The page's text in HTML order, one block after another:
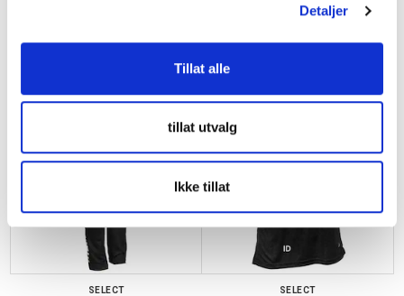
Detaljer
Tillat alle
tillat utvalg
Ikke tillat
kr 399 kr 499
Nordre Fjell Håndball
Treningsbukse Regular Fit Barn
BARN
SELECT
DAME
SELECT